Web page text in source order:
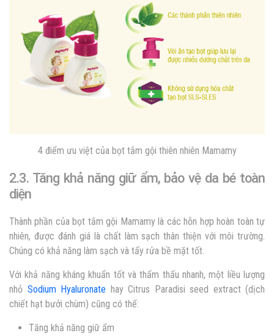
4 điểm ưu việt của bọt tắm gội thiên nhiên Mamamy
2.3. Tăng khả năng giữ ẩm, bảo vệ da bé toàn
diện
Thành phần của bọt tắm gội Mamamy là các hỗn hợp hoàn toàn tự
nhiên, được đánh giá là chất làm sạch thân thiện với môi trường.
Chúng có khả năng làm sạch và tẩy rửa bề mặt tốt.
Với khả năng kháng khuẩn tốt và thẩm thấu nhanh, một liều lượng
nhỏ Sodium Hyaluronate hay Citrus Paradisi seed extract (dịch
chiết hạt bưởi chùm) cũng có thể:
Tăng khả năng giữ ẩm